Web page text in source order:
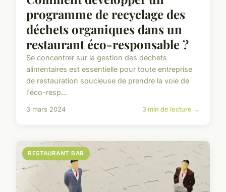
programme de recyclage des
déchets organiques dans un
restaurant éco-responsable ?
Se concentrer sur la gestion des déchets
alimentaires est essentielle pour toute entreprise
de restauration soucieuse de prendre la voie de
l'éco-resp...
3 mars 2024 3 min de lecture →
RESTAURANT BAR